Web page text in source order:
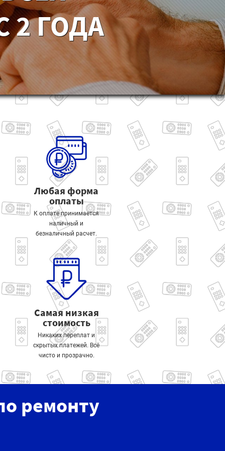
2 ГОДА
Любая форма
оплаты
К оплате принимается
наличный и
безналичный расчет.
Самая низкая
стоимость
Никаких переплат и
скрытых платежей. Всё
чисто и прозрачно.
ремонту